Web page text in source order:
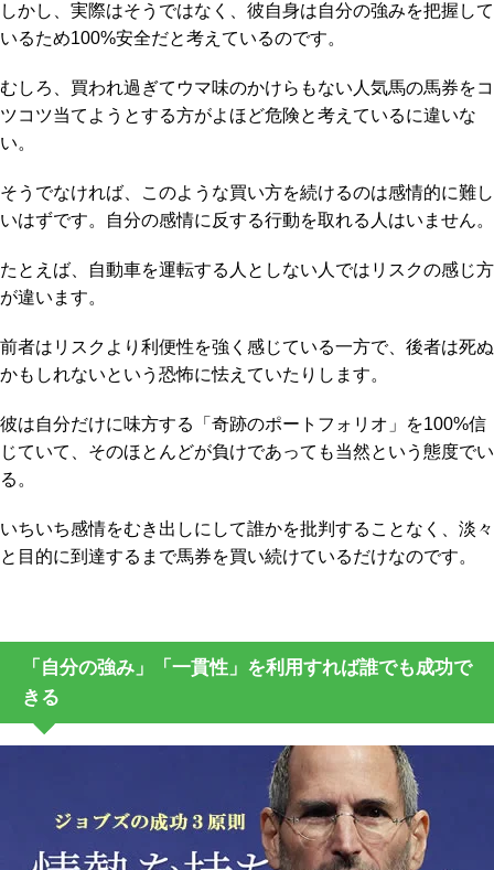
しかし、実際はそうではなく、彼自身は自分の強みを把握して
いるため100%安全だと考えているのです。
むしろ、買われ過ぎてウマ味のかけらもない人気馬の馬券をコ
ツコツ当てようとする方がよほど危険と考えているに違いな
い。
そうでなければ、このような買い方を続けるのは感情的に難し
いはずです。自分の感情に反する行動を取れる人はいません。
たとえば、自動車を運転する人としない人ではリスクの感じ方
が違います。
前者はリスクより利便性を強く感じている一方で、後者は死ぬ
かもしれないという恐怖に怯えていたりします。
彼は自分だけに味方する「奇跡のポートフォリオ」を100%信
じていて、そのほとんどが負けであっても当然という態度でい
る。
いちいち感情をむき出しにして誰かを批判することなく、淡々
と目的に到達するまで馬券を買い続けているだけなのです。
「自分の強み」「一貫性」を利用すれば誰でも成功で
きる